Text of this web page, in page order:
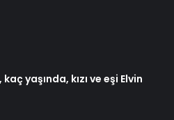
yaşında, kızı ve eşi Elvin